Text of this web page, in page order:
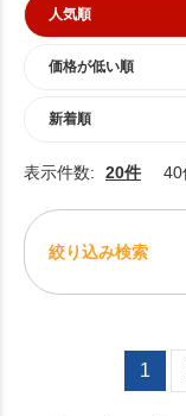
人気順
価格が低い順
新着順
表示件数: 20件 40
絞り込み検索
1